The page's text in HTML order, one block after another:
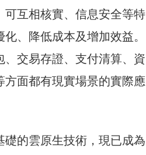
互相核實、信息安全等特
、降低成本及增加效益。
交易存證、支付清算、資
面都有現實場景的實際應
的雲原生技術，現已成為